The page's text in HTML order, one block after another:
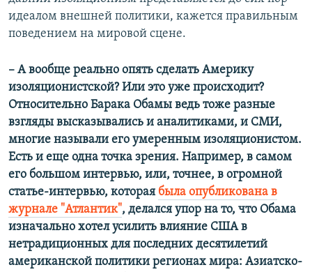
идеалом внешней политики, кажется правильным
поведением на мировой сцене.
– А вообще реально опять сделать Америку
изоляционистской? Или это уже происходит?
Относительно Барака Обамы ведь тоже разные
взгляды высказывались и аналитиками, и СМИ,
многие называли его умеренным изоляционистом.
Есть и еще одна точка зрения. Например, в самом
его большом интервью, или, точнее, в огромной
статье-интервью, которая была опубликована в
журнале "Атлантик", делался упор на то, что Обама
изначально хотел усилить влияние США в
нетрадиционных для последних десятилетий
американской политики регионах мира: Азиатско-